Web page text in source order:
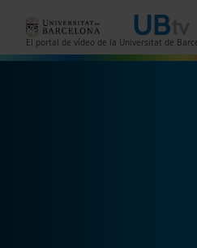
El portal de vídeo de la Universitat de